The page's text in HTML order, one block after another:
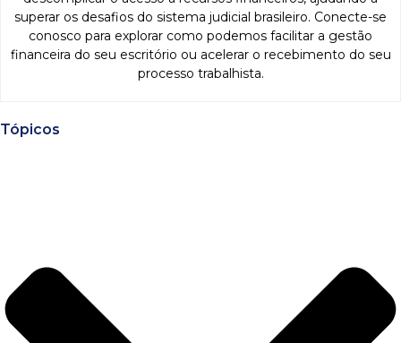
superar os desafios do sistema judicial brasileiro. Conecte-se
conosco para explorar como podemos facilitar a gestão
financeira do seu escritório ou acelerar o recebimento do seu
processo trabalhista.
Tópicos